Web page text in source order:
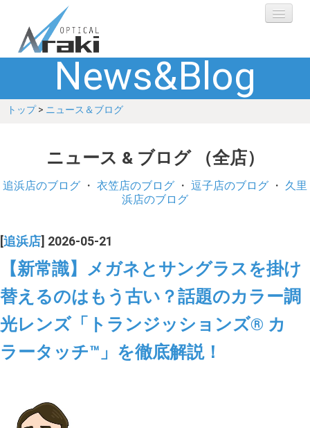
選ばれる理由
ブランド
補聴器
お客さまの声
ギャラリー
コラム
News&Blog
トップ> ニュース＆ブログ
ニュース & ブログ （全店）
追浜店のブログ ・ 衣笠店のブログ ・ 逗子店のブログ ・ 久里
浜店のブログ
追浜店 ] 2026-05-21
【新常識】メガネとサングラスを掛け
替えるのはもう古い？話題のカラー調
光レンズ「トランジッションズ® カ
ラータッチ™」を徹底解説！